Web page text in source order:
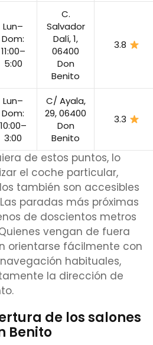
Lun–
Dom:
11:00–
5:00
C.
Salvador
Dalí, 1,
06400
Don
Benito
3.8
Lun–
Dom:
10:00–
3:00
C/ Ayala,
29, 06400
Don
Benito
3.3
de estos puntos, lo
el coche particular,
también son accesibles
paradas más próximas
de doscientos metros
vengan de fuera
orientarse fácilmente con
habituales,
la dirección de
de los salones
Benito